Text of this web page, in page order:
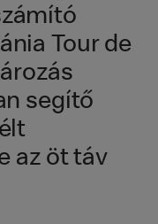
Tour de
segítő
az öt táv